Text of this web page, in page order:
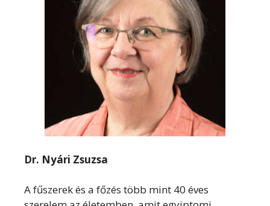
Dr. Nyári Zsuzsa
A fűszerek és a főzés több mint 40 éves